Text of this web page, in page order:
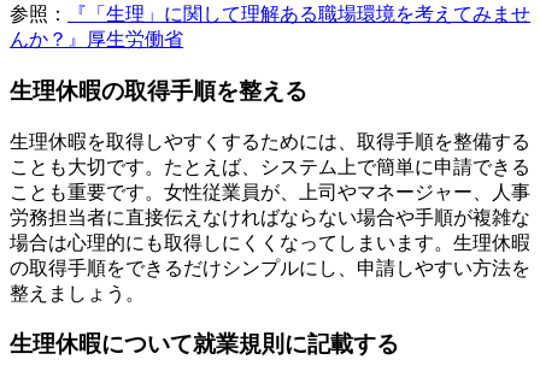
参照：
『「生理」に関して理解ある職場環境を考えてみませ
んか？』厚生労働省
生理休暇の取得手順を整える
生理休暇を取得しやすくするためには、取得手順を整備する
ことも大切です。たとえば、システム上で簡単に申請できる
ことも重要です。女性従業員が、上司やマネージャー、人事
労務担当者に直接伝えなければならない場合や手順が複雑な
場合は心理的にも取得しにくくなってしまいます。生理休暇
の取得手順をできるだけシンプルにし、申請しやすい方法を
整えましょう。
生理休暇について就業規則に記載する